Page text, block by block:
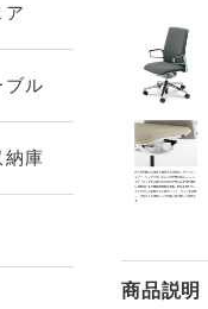
商品説明
ア
ブル
納庫